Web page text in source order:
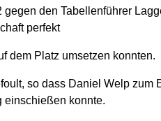
den Tabellenführer
perfekt
dem Platz umsetzen konnten.
so dass Daniel Welp zum
einschießen konnte.